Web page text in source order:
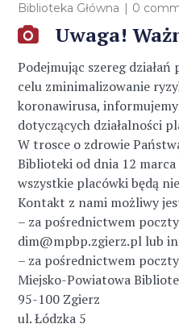
Biblioteka Główna
0
Uwaga!
Podejmując szereg
celu zminimalizowanie
koronawirusa,
dotyczących działalności
W trosce o zdrowie
Biblioteki od dnia 12 marca
wszystkie placówki będą
Kontakt z nami możliwy
– za pośrednictwem
dim@mpbp.zgierz.pl lub
– za pośrednictwem
Miejsko-Powiatowa
95-100 Zgierz
ul. Łódzka 5